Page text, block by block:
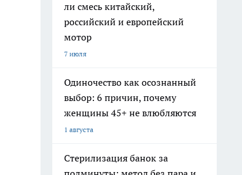
ли смесь китайский,
российский и европейский
мотор
7 июля
Одиночество как осознанный
выбор: 6 причин, почему
женщины 45+ не влюбляются
1 августа
Стерилизация банок за